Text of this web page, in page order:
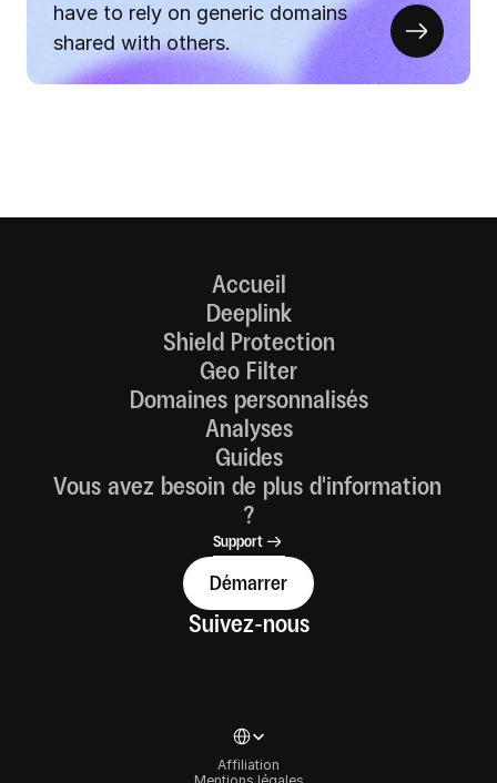
have to rely on generic domains
shared with others.
Affiliation
Suivez-nous
Deeplink
Shield Protection
Analyses
Geo Filter
Domaines personnalisés
Accueil
Guides
Vous avez besoin de plus d'information
?
Support
Démarrer